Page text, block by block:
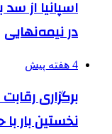
اسپانیا از
در نیمه‌نهایی
4 هفته پیش
برگزاری
نخستین بار با